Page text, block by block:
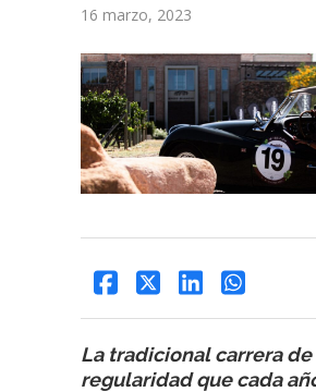
16 marzo, 2023
La tradicional carrera de
regularidad que cada